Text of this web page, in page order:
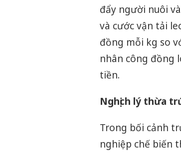
đẩy người nuôi
và cước vận tải
đồng mỗi kg so
nhân công đồng
tiền.
Nghịch lý thừa
Trong bối cảnh
nghiệp chế biến